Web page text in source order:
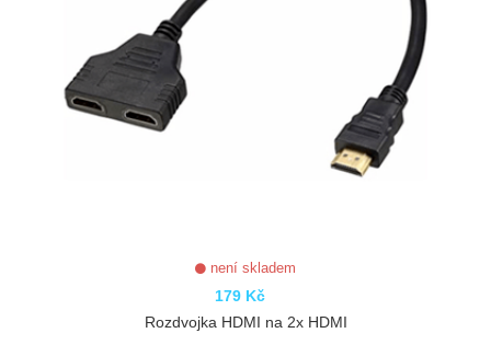
není skladem
179 Kč
Rozdvojka HDMI na 2x HDMI